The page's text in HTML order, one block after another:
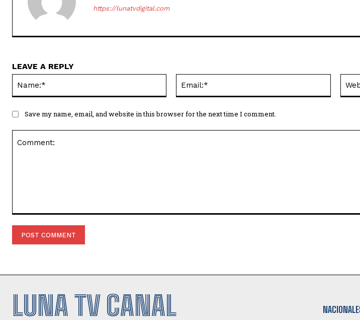
https://lunatvdigital.com
LEAVE A REPLY
Save my name, email, and website in this browser for the next time I comment.
LUNA TV CANAL